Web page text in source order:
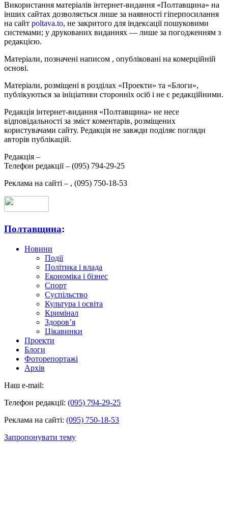
Використання матеріалів інтернет-видання «Полтавщина» на
інших сайтах дозволяється лише за наявності гіперпосилання
на сайт poltava.to, не закритого для індексації пошуковими
системами; у друкованих виданнях — лише за погодженням з
редакцією.
Матеріали, позначені написом , опубліковані на комерційній
основі.
Матеріали, розміщені в розділах «Проекти» та «Блоги»,
публікуються за ініціативи сторонніх осіб і не є редакційними.
Редакція інтернет-видання «Полтавщина» не несе
відповідальності за зміст коментарів, розміщених
користувачами сайту. Редакція не завжди поділяє погляди
авторів публікацій.
Редакція –
Телефон редакції – (095) 794-29-25
Реклама на сайті – , (095) 750-18-53
Полтавщина:
Новини
Події
Політика і влада
Економіка і бізнес
Спорт
Суспільство
Культура і освіта
Кримінал
Здоров’я
Цікавинки
Проекти
Блоги
Фоторепортажі
Архів
Наш e-mail:
Телефон редакції: (095) 794-29-25
Реклама на сайті: (095) 750-18-53
Запропонувати тему